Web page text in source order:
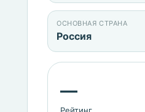
ОСНОВНАЯ СТРАНА
Россия
—